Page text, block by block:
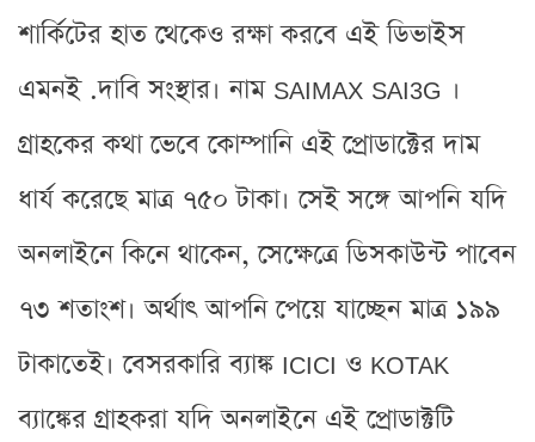
শার্কিটের হাত থেকেও রক্ষা করবে এই ডিভাইস
এমনই .দাবি সংস্থার। নাম SAIMAX SAI3G ।
গ্রাহকের কথা ভেবে কোম্পানি এই প্রোডাক্টের দাম
ধার্য করেছে মাত্র ৭৫০ টাকা। সেই সঙ্গে আপনি যদি
অনলাইনে কিনে থাকেন, সেক্ষেত্রে ডিসকাউন্ট পাবেন
৭৩ শতাংশ। অর্থাৎ আপনি পেয়ে যাচ্ছেন মাত্র ১৯৯
টাকাতেই। বেসরকারি ব্যাঙ্ক ICICI ও KOTAK
ব্যাঙ্কের গ্রাহকরা যদি অনলাইনে এই প্রোডাক্টটি